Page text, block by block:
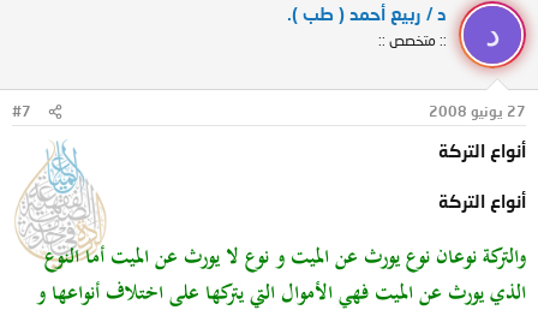
د
د / ربيع أحمد ( طب ).
:: متخصص ::
27 يونيو 2008 #7
أنواع التركة
أنواع التركة
والتركة نوعان نوع يورث عن الميت و نوع لا يورث عن الميت أما النوع
الذي يورث عن الميت فهي الأموال التي يتركها على اختلاف أنواعها و